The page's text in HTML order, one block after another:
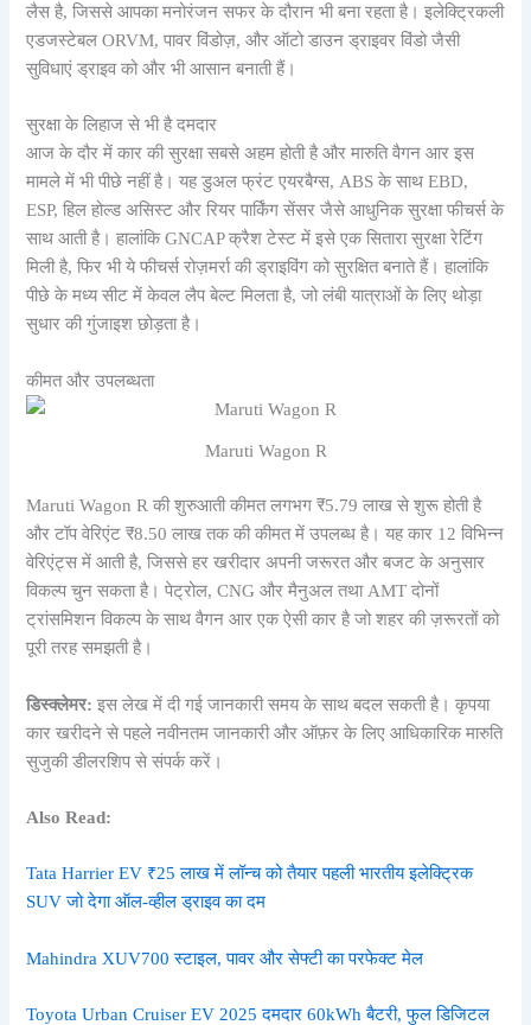
लैस है, जिससे आपका मनोरंजन सफर के दौरान भी बना रहता है। इलेक्ट्रिकली
एडजस्टेबल ORVM, पावर विंडोज़, और ऑटो डाउन ड्राइवर विंडो जैसी
सुविधाएं ड्राइव को और भी आसान बनाती हैं।
सुरक्षा के लिहाज से भी है दमदार
आज के दौर में कार की सुरक्षा सबसे अहम होती है और मारुति वैगन आर इस
मामले में भी पीछे नहीं है। यह डुअल फ्रंट एयरबैग्स, ABS के साथ EBD,
ESP, हिल होल्ड असिस्ट और रियर पार्किंग सेंसर जैसे आधुनिक सुरक्षा फीचर्स के
साथ आती है। हालांकि GNCAP क्रैश टेस्ट में इसे एक सितारा सुरक्षा रेटिंग
मिली है, फिर भी ये फीचर्स रोज़मर्रा की ड्राइविंग को सुरक्षित बनाते हैं। हालांकि
पीछे के मध्य सीट में केवल लैप बेल्ट मिलता है, जो लंबी यात्राओं के लिए थोड़ा
सुधार की गुंजाइश छोड़ता है।
कीमत और उपलब्धता
Maruti Wagon R
Maruti Wagon R की शुरुआती कीमत लगभग ₹5.79 लाख से शुरू होती है
और टॉप वेरिएंट ₹8.50 लाख तक की कीमत में उपलब्ध है। यह कार 12 विभिन्न
वेरिएंट्स में आती है, जिससे हर खरीदार अपनी जरूरत और बजट के अनुसार
विकल्प चुन सकता है। पेट्रोल, CNG और मैनुअल तथा AMT दोनों
ट्रांसमिशन विकल्प के साथ वैगन आर एक ऐसी कार है जो शहर की ज़रूरतों को
पूरी तरह समझती है।
डिस्क्लेमर: इस लेख में दी गई जानकारी समय के साथ बदल सकती है। कृपया
कार खरीदने से पहले नवीनतम जानकारी और ऑफ़र के लिए आधिकारिक मारुति
सुजुकी डीलरशिप से संपर्क करें।
Also Read:
Tata Harrier EV ₹25 लाख में लॉन्च को तैयार पहली भारतीय इलेक्ट्रिक
SUV जो देगा ऑल-व्हील ड्राइव का दम
Mahindra XUV700 स्टाइल, पावर और सेफ्टी का परफेक्ट मेल
Toyota Urban Cruiser EV 2025 दमदार 60kWh बैटरी, फुल डिजिटल